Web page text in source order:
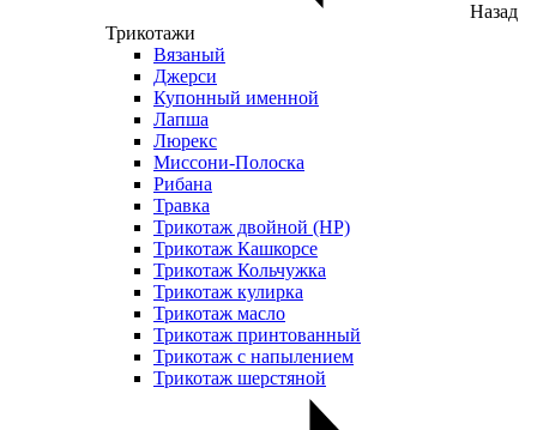
Назад
Трикотажи
Вязаный
Джерси
Купонный именной
Лапша
Люрекс
Миссони-Полоска
Рибана
Травка
Трикотаж двойной (НР)
Трикотаж Кашкорсе
Трикотаж Кольчужка
Трикотаж кулирка
Трикотаж масло
Трикотаж принтованный
Трикотаж с напылением
Трикотаж шерстяной